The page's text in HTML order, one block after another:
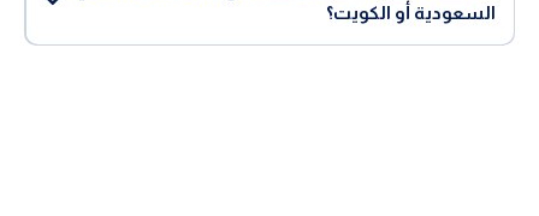
السعودية أو الكويت؟